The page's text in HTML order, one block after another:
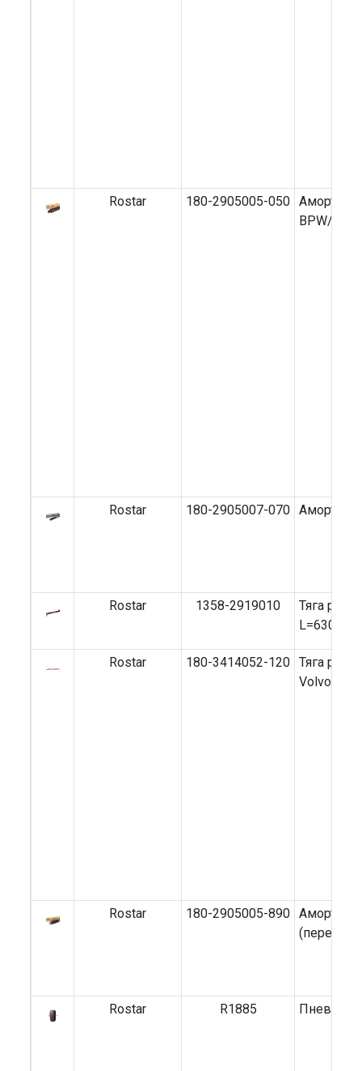
Rostar 180-2905005-050
BPW/
Rostar 180-2905007-070
Rostar 1358-2919010
Тяга
Rostar 180-3414052-120 Тяга
Volvo FH,
Rostar 180-2905005-890
Rostar R1885